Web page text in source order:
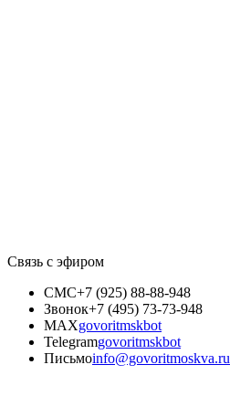
Связь с эфиром
СМС+7 (925) 88-88-948
Звонок+7 (495) 73-73-948
MAXgovoritmskbot
Telegramgovoritmskbot
Письмоinfo@govoritmoskva.ru